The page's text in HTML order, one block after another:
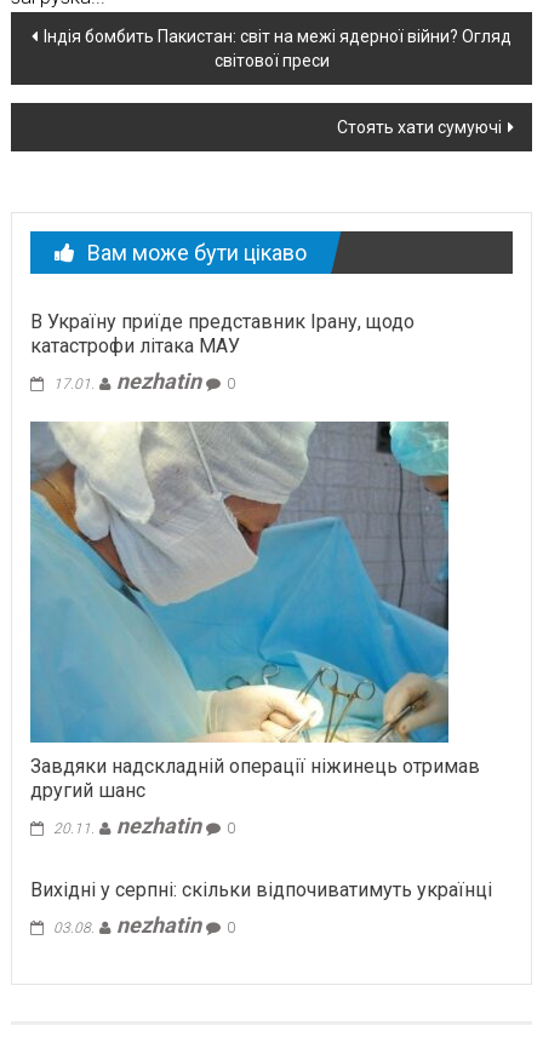
Навігація
по
Індія бомбить Пакистан: світ на межі ядерної війни? Огляд
світової преси
Стоять хати сумуючі
Вам може бути цікаво
В Україну приїде представник Ірану, щодо
катастрофи літака МАУ
17.01. nezhatin 0
Завдяки надскладній операції ніжинець отримав
другий шанс
20.11. nezhatin 0
Вихідні у серпні: скільки відпочиватимуть українці
03.08. nezhatin 0